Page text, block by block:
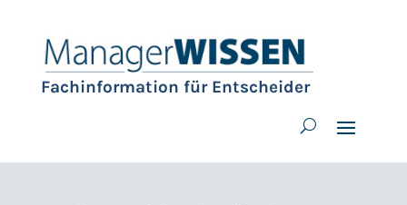
Fachinformation für Entscheider